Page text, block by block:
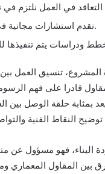
في العمل نلتزم
نقدم استشارات مجانية في الترميم وكذلك في البناء.
تنسيق العمل
قادرا على فهم
بمثابة حلقة الوصل بين
البناء، فهو مسؤول عن
بين المقاول المعماري